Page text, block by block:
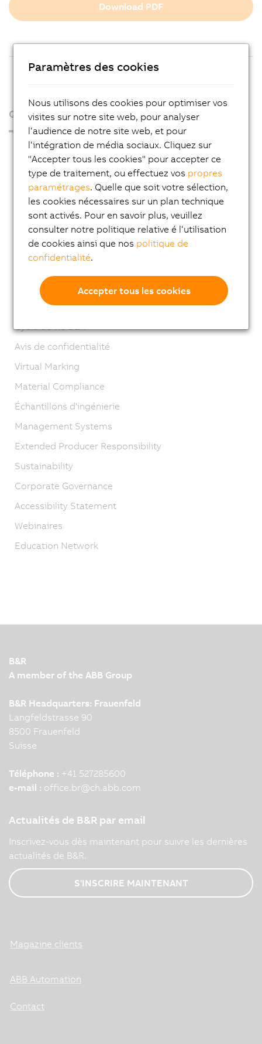
Download PDF
Qui sommes-nous ?
Espace presse
AutoMates
Service Email News
Carrière
Adresses
Mentions légales
Cycle de vie B&R
Avis de confidentialité
Virtual Marking
Material Compliance
Échantillons d'ingénierie
Management Systems
Extended Producer Responsibility
Sustainability
Corporate Governance
Accessibility Statement
Webinaires
Education Network
B&R
A member of the ABB Group
B&R Headquarters: Frauenfeld
Langfeldstrasse 90
8500 Frauenfeld
Suisse
Téléphone : +41 527285600
e-mail : office.br@ch.abb.com
Actualités de B&R par email
Inscrivez-vous dès maintenant pour suivre les dernières
actualités de B&R.
S'INSCRIRE MAINTENANT
Magazine clients
ABB Automation
Contact
Paramètres des cookies
Nous utilisons des cookies pour optimiser vos
visites sur notre site web, pour analyser
l‘audience de notre site web, et pour
l‘intégration de média sociaux. Cliquez sur
"Accepter tous les cookies" pour accepter ce
type de traitement, ou effectuez vos propres
paramétrages. Quelle que soit votre sélection,
les cookies nécessaires sur un plan technique
sont activés. Pour en savoir plus, veuillez
consulter notre politique relative é l‘utilisation
de cookies ainsi que nos politique de
confidentialité.
Accepter tous les cookies